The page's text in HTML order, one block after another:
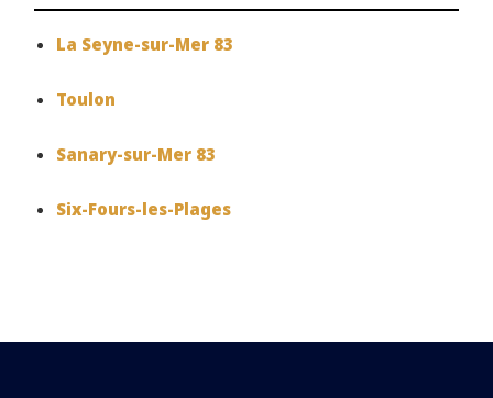
La Seyne-sur-Mer 83
Toulon
Sanary-sur-Mer 83
Six-Fours-les-Plages